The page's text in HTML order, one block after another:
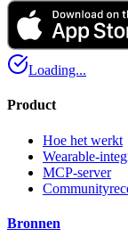
Loading...
Product
Hoe het werkt
Wearable-
MCP-server
Bronnen